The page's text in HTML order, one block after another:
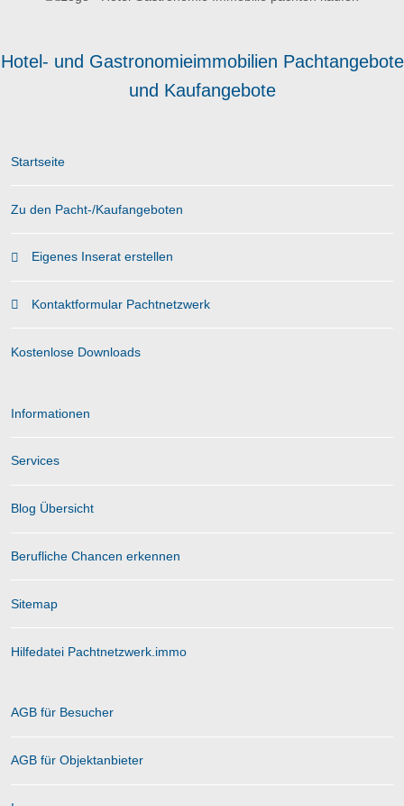
Hotel- und Gastronomieimmobilien Pachtangebote
und Kaufangebote
Startseite
Zu den Pacht-/Kaufangeboten
Eigenes Inserat erstellen
Kontaktformular Pachtnetzwerk
Kostenlose Downloads
Informationen
Services
Blog Übersicht
Berufliche Chancen erkennen
Sitemap
Hilfedatei Pachtnetzwerk.immo
AGB für Besucher
AGB für Objektanbieter